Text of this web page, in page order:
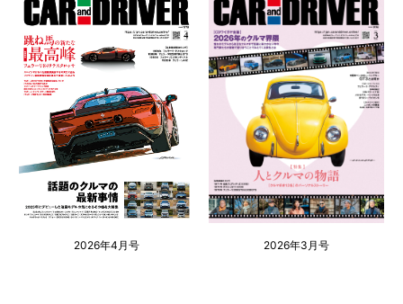
2026年4月号 2026年3月号